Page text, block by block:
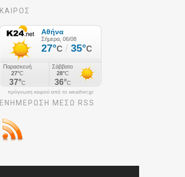
ΚΑΙΡΟΣ
πρόγνωση καιρού από το weather.gr
ΕΝΗΜΈΡΩΣΉ ΜΕΣΩ RSS